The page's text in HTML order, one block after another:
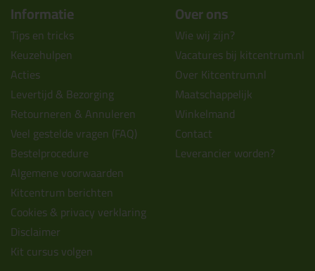
Informatie
Tips en tricks
Keuzehulpen
Acties
Levertijd & Bezorging
Retourneren & Annuleren
Veel gestelde vragen (FAQ)
Bestelprocedure
Algemene voorwaarden
Kitcentrum berichten
Cookies & privacy verklaring
Disclaimer
Kit cursus volgen
Over ons
Wie wij zijn?
Vacatures bij kitcentrum.nl
Over Kitcentrum.nl
Maatschappelijk
Winkelmand
Contact
Leverancier worden?